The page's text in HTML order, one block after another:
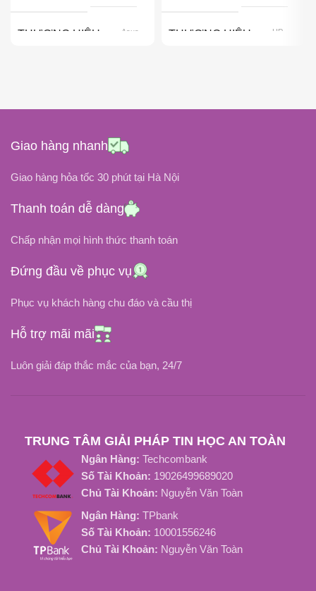
THƯƠNG HIỆU Asus
DÒNG ĐIỆN
CHÂN CẮM
5.5 x 2.5mm (Chân to)
THƯƠNG HIỆU HP
CHÂN CẮM
Giao hàng nhanh
Giao hàng hỏa tốc 30 phút tại Hà Nội
Thanh toán dễ dàng
Chấp nhận mọi hình thức thanh toán
Đứng đầu về phục vụ
Phục vụ khách hàng chu đáo và cầu thị
Hỗ trợ mãi mãi
Luôn giải đáp thắc mắc của bạn, 24/7
TRUNG TÂM GIẢI PHÁP TIN HỌC AN TOÀN
Ngân Hàng: Techcombank
Số Tài Khoản: 19026499689020
Chủ Tài Khoản: Nguyễn Văn Toàn
Ngân Hàng: TPbank
Số Tài Khoản: 10001556246
Chủ Tài Khoản: Nguyễn Văn Toàn